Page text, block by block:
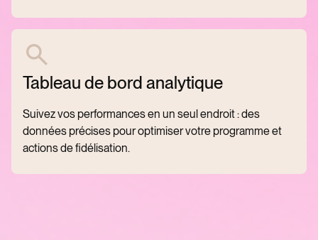
Tableau de bord analytique
Suivez vos performances en un seul endroit : des
données précises pour optimiser votre programme et
actions de fidélisation.